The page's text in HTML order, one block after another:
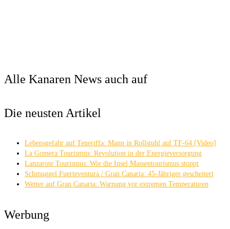
Alle Kanaren News auch auf
Die neusten Artikel
Lebensgefahr auf Teneriffa: Mann in Rollstuhl auf TF-64 [Video]
La Gomera Tourismus: Revolution in der Energieversorgung
Lanzarote Tourismus: Wie die Insel Massentourismus stoppt
Schmuggel Fuerteventura / Gran Canaria: 45-Jähriger gescheitert
Wetter auf Gran Canaria: Warnung vor extremen Temperaturen
Werbung